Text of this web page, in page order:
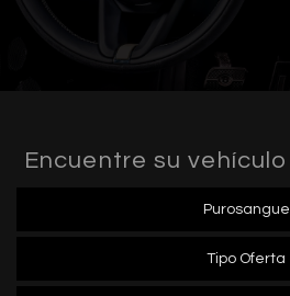
Encuentre su vehículo
Purosangue
Tipo Oferta